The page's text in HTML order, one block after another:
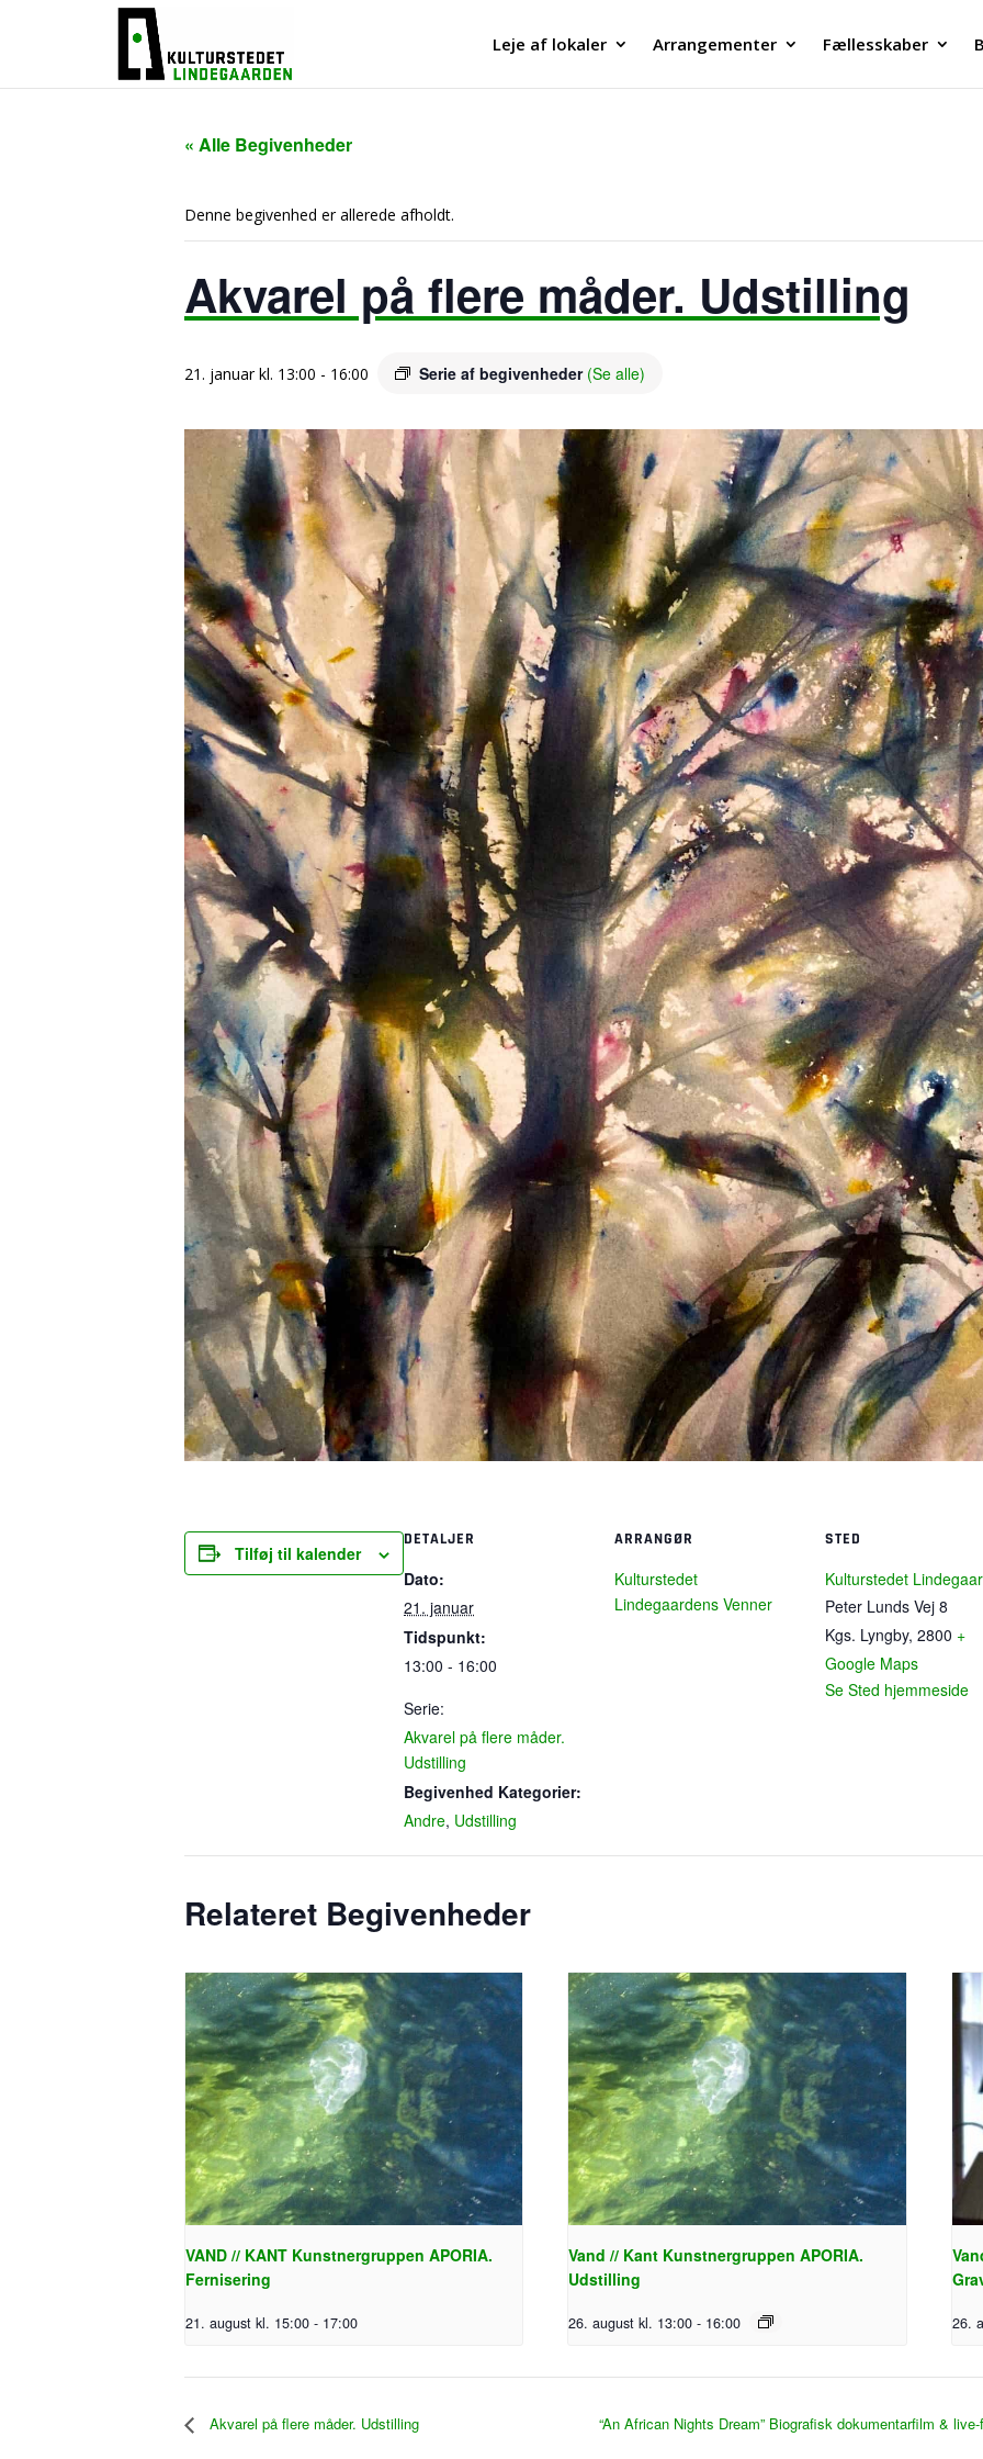
Leje af lokaler Arrangementer Fællesskaber
« Alle Begivenheder
Denne begivenhed er allerede afholdt.
Akvarel på flere måder. Udstilling
21. januar kl. 13:00 - 16:00 Serie af begivenheder (Se alle)
Tilføj til kalender
DETALJER
Dato:
21. januar
Tidspunkt:
13:00 - 16:00
Serie:
Akvarel på flere måder.
Udstilling
Begivenhed Kategorier:
Andre, Udstilling
ARRANGØR
Kulturstedet
Lindegaardens Venner
STED
Kulturstedet
Peter Lunds Vej 8
Kgs. Lyngby, 2800 +
Google Maps
Se Sted hjemmeside
Relateret Begivenheder
VAND // KANT Kunstnergruppen APORIA.
Fernisering
21. august kl. 15:00 - 17:00
Vand // Kant Kunstnergruppen APORIA.
Udstilling
26. august kl. 13:00 - 16:00 26.
Akvarel på flere måder. Udstilling “An African Nights Dream” Biografisk dokumentarfilm &